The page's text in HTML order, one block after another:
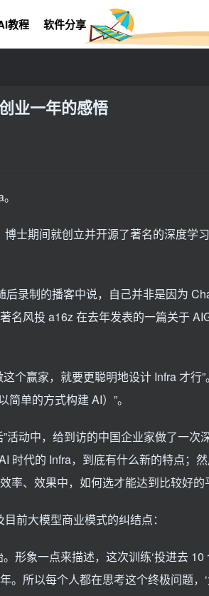
教程 软件分享
业一年的感悟
士期间就创立并开源了著名的深度学
录制的播客中说，自己并非是因为
名风投 a16z 在去年发表的一篇关于
个赢家，就要更聪明地设计 Infra 才
单的方式构建 AI）”。
活动中，给到访的中国企业家做了一
时代的 Infra，到底有什么新的特点；
、效果中，如何选才能达到比较好的
前大模型商业模式的纠结点：
形象一点来描述，这次训练‘投进去
。所以每个人都在思考这个终极问题，